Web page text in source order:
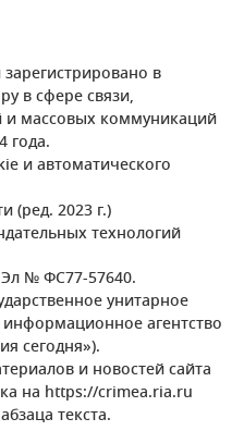
в
в сфере связи,
массовых коммуникаций
года.
и автоматического
(ред. 2023 г.)
технологий
Эл № ФС77-57640.
унитарное
агентство
сегодня»).
и новостей сайта
на https://crimea.ria.ru
текста.